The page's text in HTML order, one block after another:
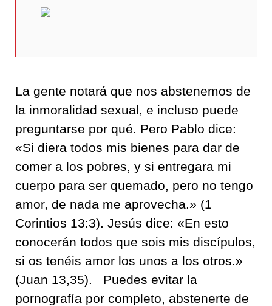
La gente notará que nos abstenemos de
la inmoralidad sexual, e incluso puede
preguntarse por qué. Pero Pablo dice:
«Si diera todos mis bienes para dar de
comer a los pobres, y si entregara mi
cuerpo para ser quemado, pero no tengo
amor, de nada me aprovecha. » (1
Corintios 13:3). Jesús dice: «En esto
conocerán todos que sois mis discípulos,
si os tenéis amor los unos a los otros. »
(Juan 13,35).
Puedes evitar la
pornografía por completo, abstenerte de